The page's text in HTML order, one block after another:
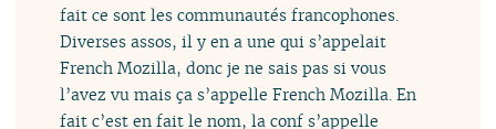
fait ce sont les communautés francophones.
Diverses assos, il y en a une qui s’appelait
French Mozilla, donc je ne sais pas si vous
l’avez vu mais ça s’appelle French Mozilla. En
fait c’est en fait le nom, la conf s’appelle